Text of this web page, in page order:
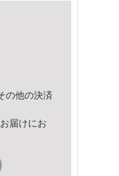
の他の決済
届けにお